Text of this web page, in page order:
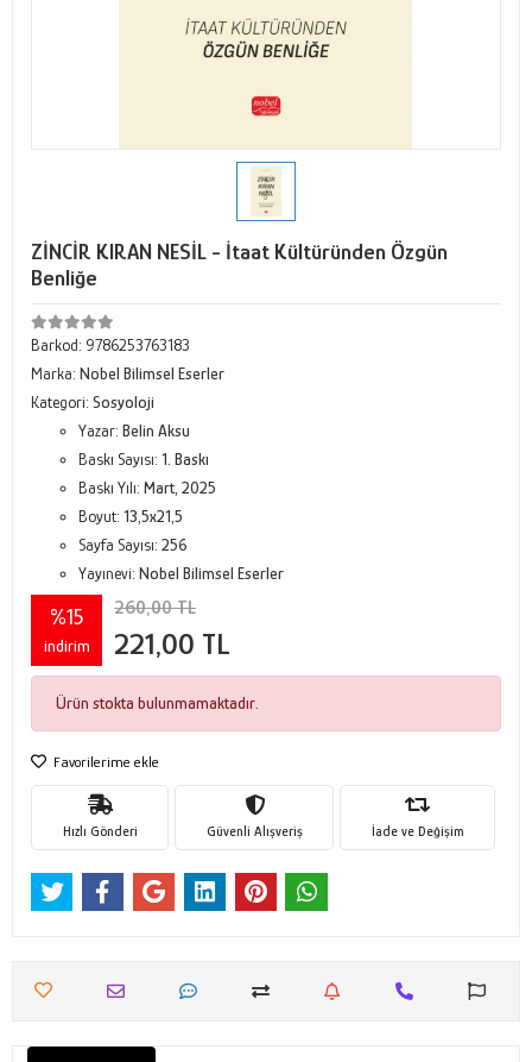
ZİNCİR KIRAN NESİL - İtaat Kültüründen Özgün
Benliğe
Barkod: 9786253763183
Marka: Nobel Bilimsel Eserler
Kategori: Sosyoloji
Yazar: Belin Aksu
Baskı Sayısı: 1. Baskı
Baskı Yılı: Mart, 2025
Boyut: 13,5x21,5
Sayfa Sayısı: 256
Yayınevi: Nobel Bilimsel Eserler
%15
indirim
260,00 TL
221,00 TL
Ürün stokta bulunmamaktadır.
Favorilerime ekle
Hızlı Gönderi Güvenli Alışveriş İade ve Değişim